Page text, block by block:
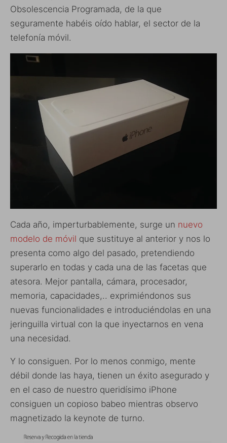
Obsolescencia Programada, de la que
seguramente habéis oído hablar, el sector de la
telefonía móvil.
Cada año, imperturbablemente, surge un nuevo
modelo de móvil que sustituye al anterior y nos lo
presenta como algo del pasado, pretendiendo
superarlo en todas y cada una de las facetas que
atesora. Mejor pantalla, cámara, procesador,
memoria, capacidades,.. exprimiéndonos sus
nuevas funcionalidades e introduciéndolas en una
jeringuilla virtual con la que inyectarnos en vena
una necesidad.
Y lo consiguen. Por lo menos conmigo, mente
débil donde las haya, tienen un éxito asegurado y
en el caso de nuestro queridísimo iPhone
consiguen un copioso babeo mientras observo
magnetizado la keynote de turno.